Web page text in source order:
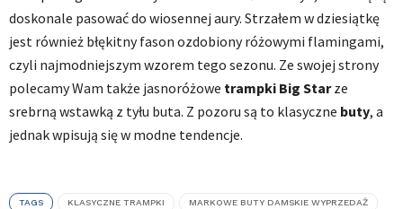
doskonale pasować do wiosennej aury. Strzałem w dziesiątkę
jest również błękitny fason ozdobiony różowymi flamingami,
czyli najmodniejszym wzorem tego sezonu. Ze swojej strony
polecamy Wam także jasnoróżowe trampki Big Starze
srebrną wstawką z tyłu buta. Z pozoru są to klasyczne buty, a
jednak wpisują się w modne tendencje.
TAGS KLASYCZNE TRAMPKI MARKOWE BUTY DAMSKIE WYPRZEDAŻ